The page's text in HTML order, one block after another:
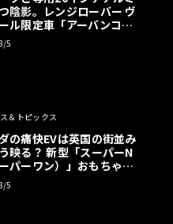
陰影。レンジローバー ヴ
ル限定車「アーバンコン
ト・エディション」登場
5
＆トピックス
の痛快EVは英国の街並み
映る？ 新型「スーパーN
ーパーワン）」おもちゃ箱
の全貌
5